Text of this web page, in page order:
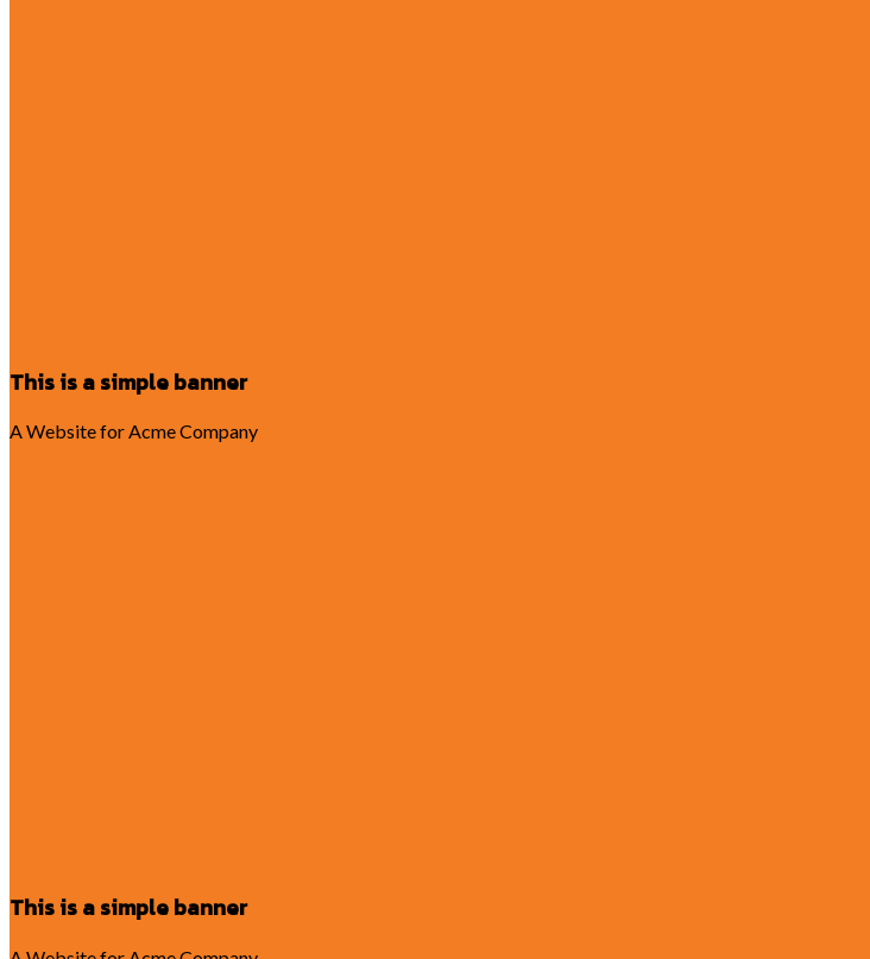
This is a simple banner
A Website for Acme Company
This is a simple banner